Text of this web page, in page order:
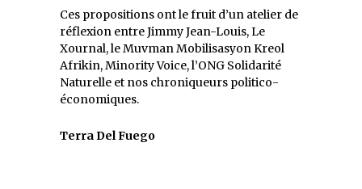
Ces propositions ont le fruit d’un atelier de
réflexion entre Jimmy Jean-Louis, Le
Xournal, le Muvman Mobilisasyon Kreol
Afrikin, Minority Voice, l’ONG Solidarité
Naturelle et nos chroniqueurs politico-
économiques.
Terra Del Fuego